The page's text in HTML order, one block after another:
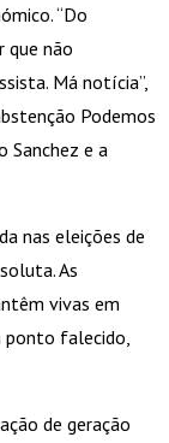
“Do
que não
Má notícia”,
Podemos
Sanchez e a
nas eleições de
As
vivas em
falecido,
de geração